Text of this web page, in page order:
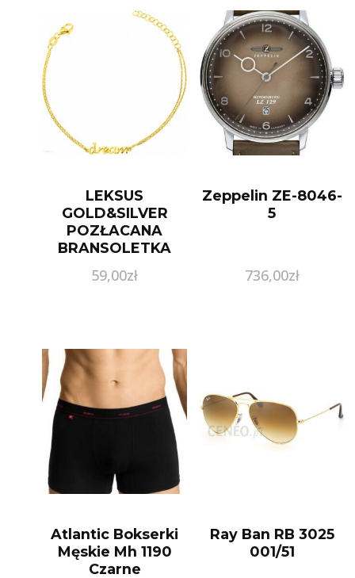
LEKSUS
GOLD&SILVER
POZŁACANA
BRANSOLETKA
59,00zł
Zeppelin ZE-8046-
5
736,00zł
Atlantic Bokserki
Męskie Mh 1190
Czarne
Ray Ban RB 3025
001/51